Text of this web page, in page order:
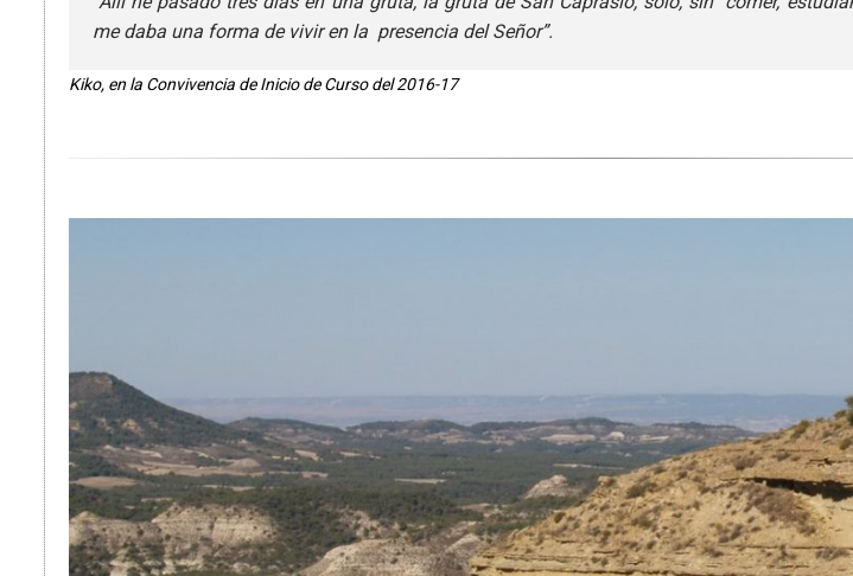
me daba una forma de vivir en la presencia del Señor”.
Kiko, en la Convivencia de Inicio de Curso del 2016-17